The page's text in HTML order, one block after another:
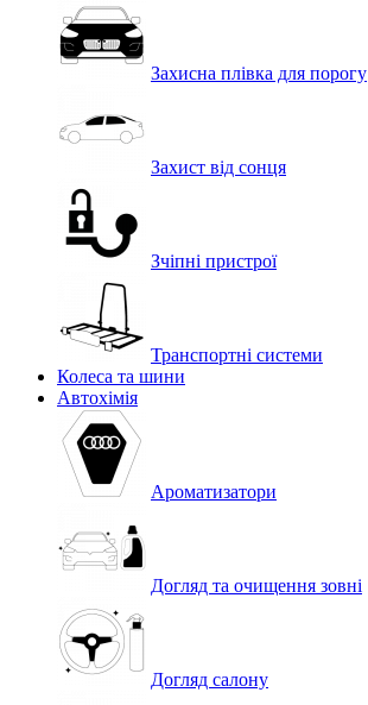
Захисна плівка для порогу
Захист від сонця
Зчіпні пристрої
Транспортні системи
Колеса та шини
Автохімія
Ароматизатори
Догляд та очищення зовні
Догляд салону